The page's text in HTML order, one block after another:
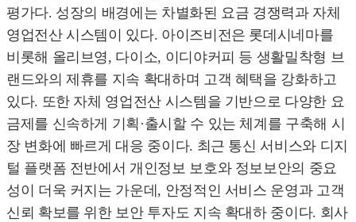
평가다. 성장의 배경에는 차별화된 요금 경쟁력과 자체
영업전산 시스템이 있다. 아이즈비전은 롯데시네마를
비롯해 올리브영, 다이소, 이디야커피 등 생활밀착형 브
랜드와의 제휴를 지속 확대하며 고객 혜택을 강화하고
있다. 또한 자체 영업전산 시스템을 기반으로 다양한 요
금제를 신속하게 기획·출시할 수 있는 체계를 구축해 시
장 변화에 빠르게 대응 중이다. 최근 통신 서비스와 디지
털 플랫폼 전반에서 개인정보 보호와 정보보안의 중요
성이 더욱 커지는 가운데, 안정적인 서비스 운영과 고객
신뢰 확보를 위한 보안 투자도 지속 확대하 중이다. 회사